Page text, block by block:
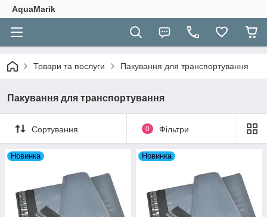
AquaMarik
Товари та послуги Пакування для транспортування
Пакування для транспортування
Сортування 0 Фільтри
Новинка Новинка